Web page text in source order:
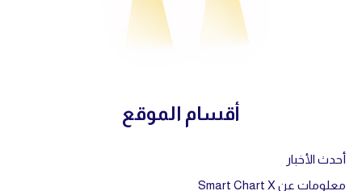
أقسام الموقع
أحدث الأخبار
معلومات عن Smart Chart X